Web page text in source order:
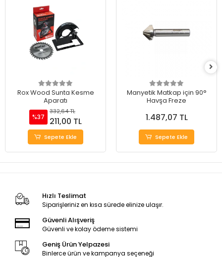
Rox Wood Sunta Kesme
Aparatı
%37
332,64 TL
211,00 TL
Sepete Ekle
Manyetik Matkap için 90°
Havşa Freze
1.487,07 TL
Sepete Ekle
Hızlı Teslimat
Siparişleriniz en kısa sürede elinize ulaşır.
Güvenli Alışveriş
Güvenli ve kolay ödeme sistemi
Geniş Ürün Yelpazesi
Binlerce ürün ve kampanya seçeneği